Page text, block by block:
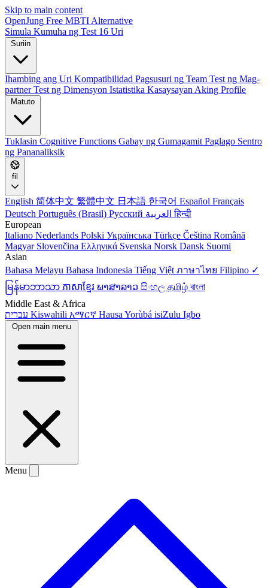
Skip to main content
OpenJung Free MBTI Alternative
Simula Kumuha ng Test 16 Uri
Ihambing ang Uri Kompatibilidad Pagsusuri ng Team Test ng Mag-
partnerTest ng Dimensyon Istatistika Kasaysayan Aking Profile
Tuklasin Cognitive Functions Gabay ng Gumagamit Paglago Sentro
ng Pananaliksik
fil
English 简体中文 繁體中文 日本語 한국어 Español Français
Deutsch Português (Brasil) Русский العربيةहिन्दी
European
Italiano Nederlands Polski Українська Türkçe Čeština Română
Magyar Slovenčina Ελληνικά Svenska Norsk Dansk Suomi
Asian
Bahasa Melayu Bahasa Indonesia Tiếng Việt ภาษาไทย Filipino ✓
မြန်မာဘာသာ ភាសាខ្មែរ ພາສາລາວ සිංහල தமிழ் বাংলা
Middle East & Africa
Kiswahili አማርኛ Hausa Yorùbá isiZulu Igbo
Open main menu
Menu